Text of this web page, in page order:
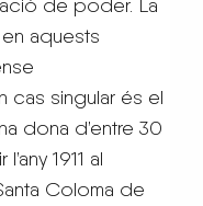
aquests
cas singular és el
dona d’entre 30
1911 al
Coloma de